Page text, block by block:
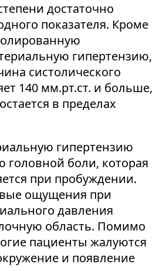
достаточно
показателя. Кроме
гипертензию,
систолического
140 мм.рт.ст. и больше,
в пределах
гипертензию
боли, которая
при пробуждении.
ощущения при
давления
область. Помимо
пациенты жалуются
и появление